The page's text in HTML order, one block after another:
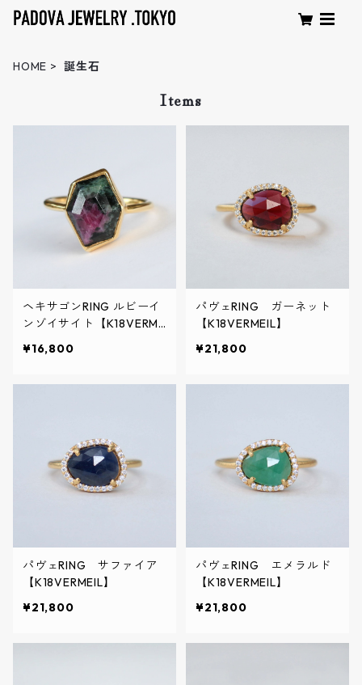
HOME 誕生石
Items
ヘキサゴンRING ルビーイ
ンゾイサイト【K18VERME
¥16,800
パヴェRING ガーネット
【K18VERMEIL】
¥21,800
パヴェRING サファイア
【K18VERMEIL】
¥21,800
パヴェRING エメラルド
【K18VERMEIL】
¥21,800